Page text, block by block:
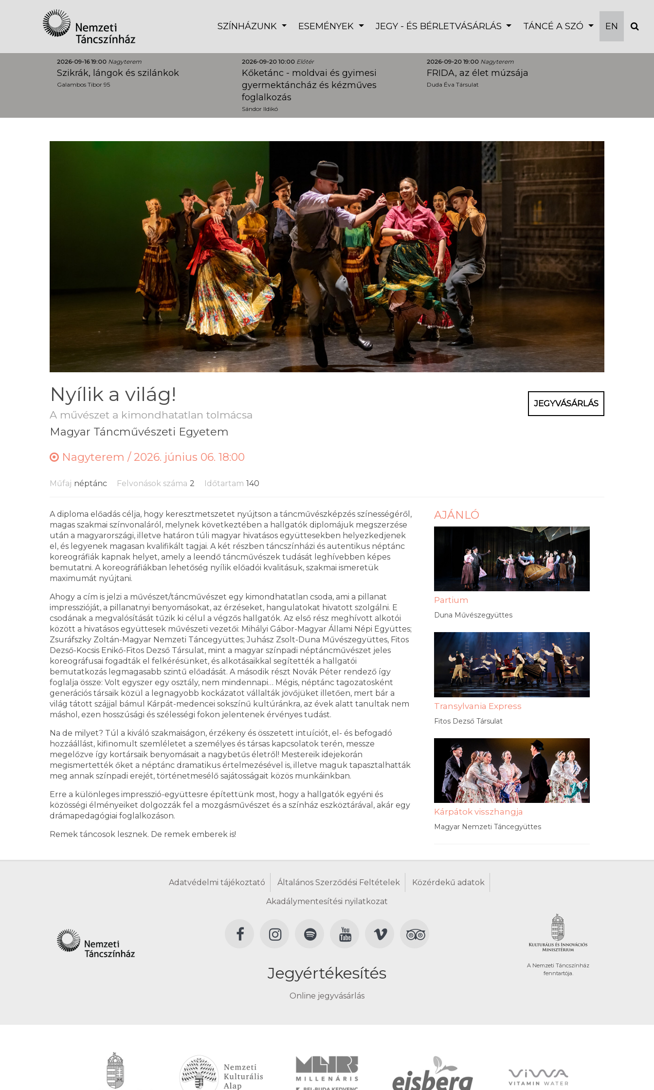
SZÍNHÁZUNK ESEMÉNYEK JEGY - ÉS BÉRLETVÁSÁRLÁS TÁNCÉ A SZÓ EN
2026-09-16 19:00 Nagyterem
Szikrák, lángok és szilánkok
Galambos Tibor 95
2026-09-20 10:00 Előtér
Kőketánc - moldvai és gyimesi
gyermektáncház és kézműves
foglalkozás
Sándor Ildikó
2026-09-20 19:00 Nagyterem
FRIDA, az élet múzsája
Duda Éva Társulat
Nyílik a világ!
A művészet a kimondhatatlan tolmácsa
Magyar Táncművészeti Egyetem
JEGYVÁSÁRLÁS
Nagyterem / 2026. június 06. 18:00
Műfaj néptánc Felvonások száma 2 Időtartam 140
A diploma előadás célja, hogy keresztmetszetet nyújtson a táncművészképzés színességéről,
magas szakmai színvonaláról, melynek következtében a hallgatók diplomájuk megszerzése
után a magyarországi, illetve határon túli magyar hivatásos együttesekben helyezkedjenek
el, és legyenek magasan kvalifikált tagjai. A két részben táncszínházi és autentikus néptánc
koreográfiák kapnak helyet, amely a leendő táncművészek tudását leghívebben képes
bemutatni. A koreográfiákban lehetőség nyílik előadói kvalitásuk, szakmai ismeretük
maximumát nyújtani.
Ahogy a cím is jelzi a művészet/táncművészet egy kimondhatatlan csoda, ami a pillanat
impresszióját, a pillanatnyi benyomásokat, az érzéseket, hangulatokat hivatott szolgálni. E
csodának a megvalósítását tűzik ki célul a végzős hallgatók. Az első rész meghívott alkotói
között a hivatásos együttesek művészeti vezetői: Mihályi Gábor-Magyar Állami Népi Együttes;
Zsuráfszky Zoltán-Magyar Nemzeti Táncegyüttes; Juhász Zsolt-Duna Művészegyüttes, Fitos
Dezső-Kocsis Enikő-Fitos Dezső Társulat, mint a magyar színpadi néptáncművészet jeles
koreográfusai fogadták el felkérésünket, és alkotásaikkal segítették a hallgatói
bemutatkozás legmagasabb szintű előadását. A második részt Novák Péter rendező így
foglalja össze: Volt egyszer egy osztály, nem mindennapi… Mégis, néptánc tagozatosként
generációs társaik közül a legnagyobb kockázatot vállalták jövőjüket illetően, mert bár a
világ tátott szájjal bámul Kárpát-medencei sokszínű kultúránkra, az évek alatt tanultak nem
máshol, ezen hosszúsági és szélességi fokon jelentenek érvényes tudást.
Na de milyet? Túl a kiváló szakmaiságon, érzékeny és összetett intuíciót, el- és befogadó
hozzáállást, kifinomult szemléletet a személyes és társas kapcsolatok terén, messze
megelőzve így kortársaik benyomásait a nagybetűs életről! Mestereik idejekorán
megismertették őket a néptánc dramatikus értelmezésével is, illetve maguk tapasztalhatták
meg annak színpadi erejét, történetmesélő sajátosságait közös munkáinkban.
Erre a különleges impresszió-együttesre építettünk most, hogy a hallgatók egyéni és
közösségi élményeiket dolgozzák fel a mozgásművészet és a színház eszköztárával, akár egy
drámapedagógiai foglalkozáson.
Remek táncosok lesznek. De remek emberek is!
AJÁNLÓ
Partium
Duna Művészegyüttes
Transylvania Express
Fitos Dezső Társulat
Kárpátok visszhangja
Magyar Nemzeti Táncegyüttes
Adatvédelmi tájékoztató Általános Szerződési Feltételek Közérdekű adatok
Akadálymentesítési nyilatkozat
Jegyértékesítés
Online jegyvásárlás
A Nemzeti Táncszínház
fenntartója.